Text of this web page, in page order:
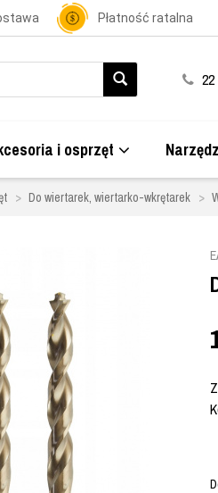
Płatność ratalna
i osprzęt
Do wiertarek, wiertarko-wkrętarek